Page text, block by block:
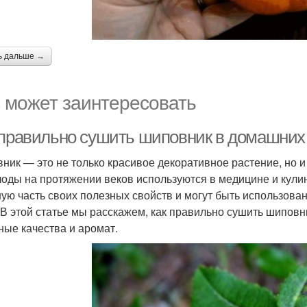
дальше →
заинтересовать
сушить шиповник в домашних
— это не только красивое декоративное растение, но
на протяжении веков используются в медицине и
часть своих полезных свойств и могут быть
этой статье мы расскажем, как правильно сушить
качества и аромат.